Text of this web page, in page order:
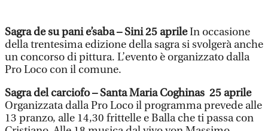
Sagra de su pani e’saba – Sini 25 aprileIn occasione
della trentesima edizione della sagra si svolgerà anche
un concorso di pittura. L’evento è organizzato dalla
Pro Loco con il comune.
Sagra del carciofo – Santa Maria Coghinas 25 aprile
Organizzata dalla Pro Loco il programma prevede alle
13 pranzo, alle 14,30 frittelle e Balla che ti passa con